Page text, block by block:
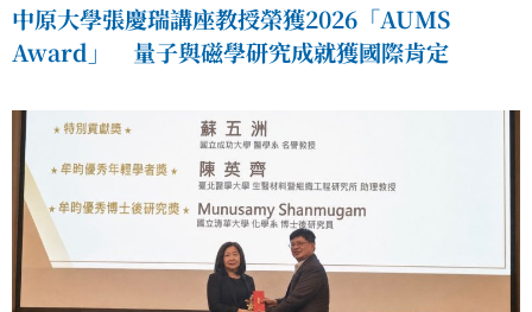
中原大學張慶瑞講座教授榮獲2026「AUMS
Award」 量子與磁學研究成就獲國際肯定